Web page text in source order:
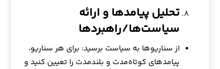
تحلیل پیامدها و ارائه
سیاست‌ها/راهبردها
از سناریوها به سیاست برسید: برای هر سناریو،
پیامدهای کوتاه‌مدت و بلندمدت را تعیین کنید و